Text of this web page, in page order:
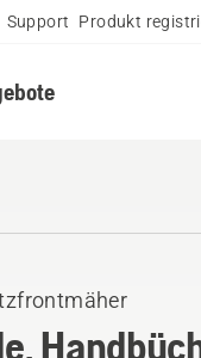
Support Produkt